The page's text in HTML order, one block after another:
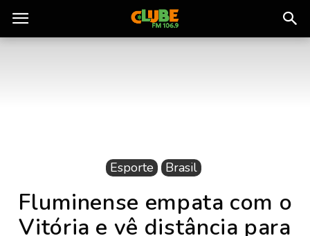
Rádio
Esporte Brasil
Fluminense empata com o
Vitória e vê distância para